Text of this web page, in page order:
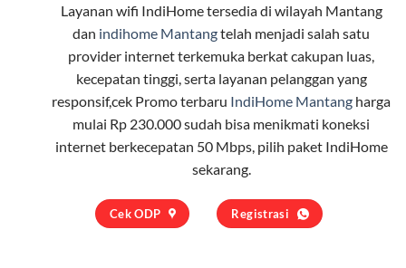
Layanan wifi IndiHometersedia di wilayah Mantang
dan indihome Mantangtelah menjadi salah satu
provider internet terkemuka berkat cakupan luas,
kecepatan tinggi, serta layanan pelanggan yang
responsif,cek Promo terbaru IndiHome Mantang harga
mulai Rp 230.000 sudah bisa menikmati koneksi
internet berkecepatan 50 Mbps, pilih paket IndiHome
sekarang.
Cek ODP Registrasi